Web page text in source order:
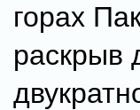
горах
раскрыв